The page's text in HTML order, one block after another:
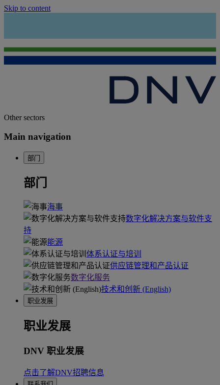
Skip to content
Other sectors
Main navigation
部门
部门
海事
数字化解决方案与软件支
持
能源
体系认证与培训
供应链管理和产品认证
数字化服务
技术和创新 (English)
职业发展
职业发展
DNV 职业发展
点击了解DNV招聘信息